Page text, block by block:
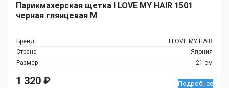
Парикмахерская щетка I LOVE MY HAIR 1501
черная глянцевая M
Бренд
I LOVE MY HAIR
Страна
Япония
Размер
21 см
1 320 ₽ Подробнее